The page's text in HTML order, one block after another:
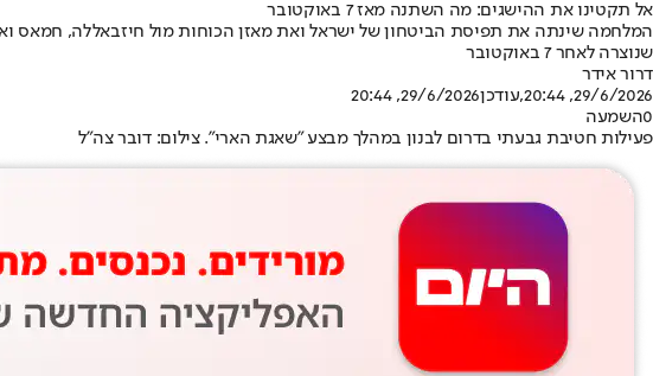
אל תקטינו את ההישגים: מה השתנה מאז 7 באוקטובר
המלחמה שינתה את תפיסת הביטחון של ישראל ואת מאזן הכוחות מול חיזבאללה, חמאס
שנוצרה לאחר 7 באוקטובר
דרור אידר
29/6/2026, 20:44
,עודכן29/6/2026, 20:44
0השמעה
פעילות חטיבת גבעתי בדרום לבנון במהלך מבצע "שאגת הארי". צילום: דובר צה"ל